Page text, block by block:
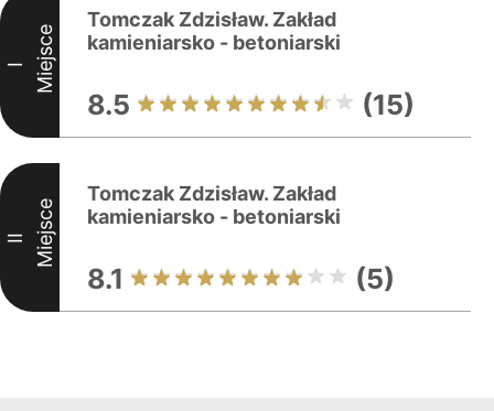
I Miejsce
Tomczak Zdzisław. Zakład
kamieniarsko - betoniarski
8.5 (15)
II Miejsce
Tomczak Zdzisław. Zakład
kamieniarsko - betoniarski
8.1 (5)